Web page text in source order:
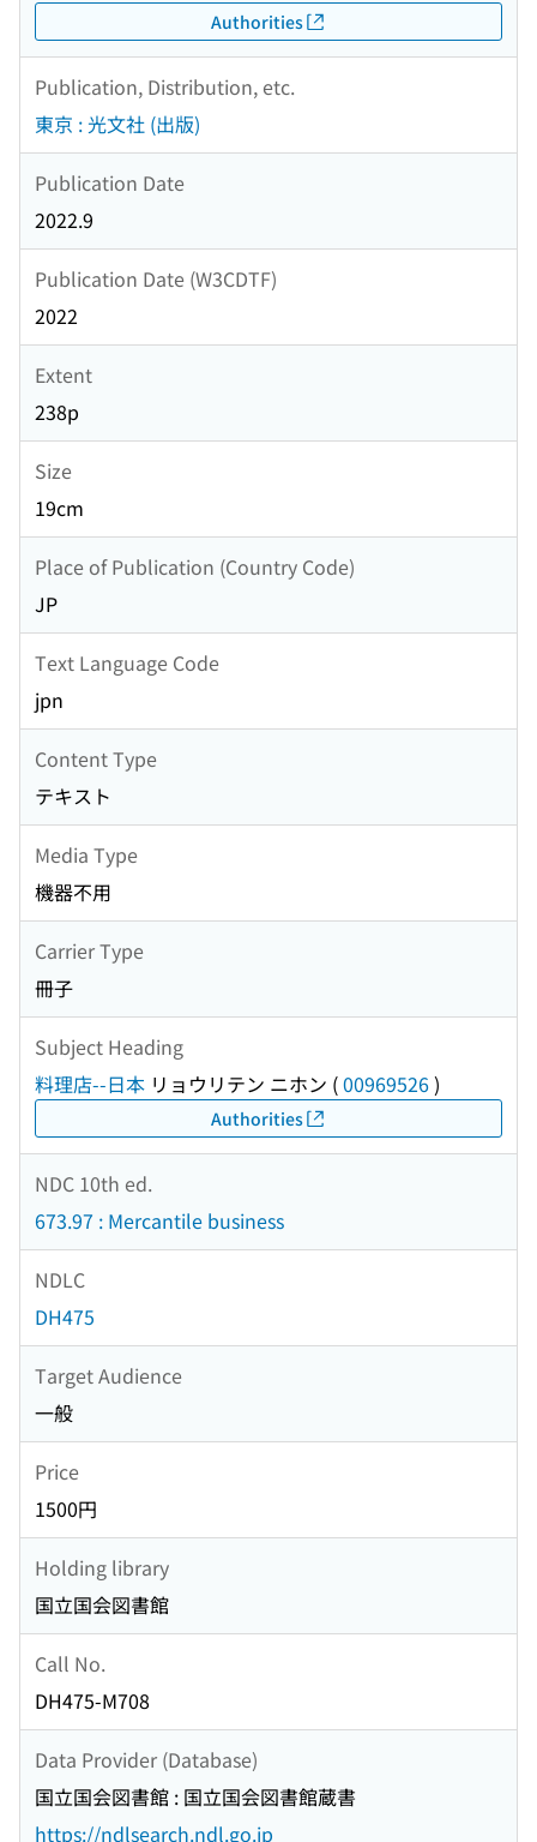
Authorities
Publication, Distribution, etc.
東京 : 光文社 (出版)
Publication Date
2022.9
Publication Date (W3CDTF)
2022
Extent
238p
Size
19cm
Place of Publication (Country Code)
JP
Text Language Code
jpn
Content Type
テキスト
Media Type
機器不用
Carrier Type
冊子
Subject Heading
料理店--日本 リョウリテン ニホン (00969526)
Authorities
NDC 10th ed.
673.97 : Mercantile business
NDLC
DH475
Target Audience
一般
Price
1500円
Holding library
国立国会図書館
Call No.
DH475-M708
Data Provider (Database)
国立国会図書館 : 国立国会図書館蔵書
https://ndlsearch.ndl.go.jp